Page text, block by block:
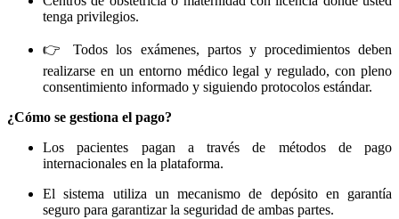
tenga privilegios.
👉 Todos los exámenes, partos y procedimientos deben
realizarse en un entorno médico legal y regulado, con pleno
consentimiento informado y siguiendo protocolos estándar.
¿Cómo se gestiona el pago?
Los pacientes pagan a través de métodos de pago
internacionales en la plataforma.
El sistema utiliza un mecanismo de depósito en garantía
seguro para garantizar la seguridad de ambas partes.